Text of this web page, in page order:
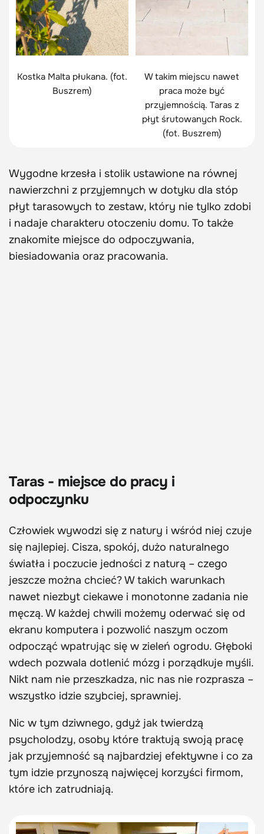
Kostka Malta płukana. (fot.
Buszrem)
W takim miejscu nawet
praca może być
przyjemnością. Taras z
płyt śrutowanych Rock.
(fot. Buszrem)
Wygodne krzesła i stolik ustawione na równej
nawierzchni z przyjemnych w dotyku dla stóp
płyt tarasowych to zestaw, który nie tylko zdobi
i nadaje charakteru otoczeniu domu. To także
znakomite miejsce do odpoczywania,
biesiadowania oraz pracowania.
Taras - miejsce do pracy i
odpoczynku
Człowiek wywodzi się z natury i wśród niej czuje
się najlepiej. Cisza, spokój, dużo naturalnego
światła i poczucie jedności z naturą – czego
jeszcze można chcieć? W takich warunkach
nawet niezbyt ciekawe i monotonne zadania nie
męczą. W każdej chwili możemy oderwać się od
ekranu komputera i pozwolić naszym oczom
odpocząć wpatrując się w zieleń ogrodu. Głęboki
wdech pozwala dotlenić mózg i porządkuje myśli.
Nikt nam nie przeszkadza, nic nas nie rozprasza –
wszystko idzie szybciej, sprawniej.
Nic w tym dziwnego, gdyż jak twierdzą
psycholodzy, osoby które traktują swoją pracę
jak przyjemność są najbardziej efektywne i co za
tym idzie przynoszą najwięcej korzyści firmom,
które ich zatrudniają.